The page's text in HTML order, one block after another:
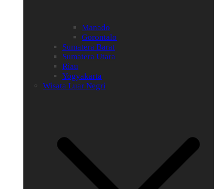
Manado
Gorontalo
Sumatera Barat
Sumatera Utara
Riau
Yogyakarta
Wisata Luar Negri